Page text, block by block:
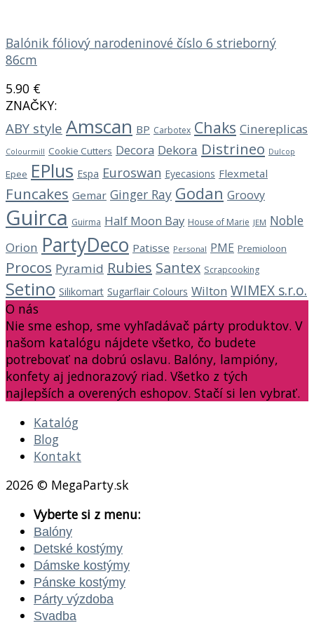
Balónik fóliový narodeninové číslo 6 strieborný
86cm
5.90 €
ZNAČKY:
ABY style Amscan BP Carbotex Chaks Cinereplicas
Colourmill Cookie Cutters Decora Dekora Distrineo Dulcop
Epee EPlus Espa Euroswan Eyecasions Flexmetal
Funcakes Gemar Ginger Ray Godan Groovy
Guirca Guirma Half Moon Bay House of Marie JEM Noble
Orion PartyDeco Patisse Personal PME Premioloon
Procos Pyramid Rubies Santex Scrapcooking
Setino Silikomart Sugarflair Colours Wilton WIMEX s.r.o.
O nás
Nie sme eshop, sme vyhľadávač párty produktov. V
našom katalógu nájdete všetko, čo budete
potrebovať na dobrú oslavu. Balóny, lampióny,
konfety aj jednorazový riad. Všetko z tých
najlepších a overených eshopov. Stačí si len vybrať.
Katalóg
Blog
Kontakt
2026 © MegaParty.sk
Vyberte si z menu:
Balóny
Detské kostýmy
Dámske kostýmy
Pánske kostýmy
Párty výzdoba
Svadba